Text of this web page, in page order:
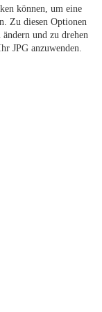
können, um eine
Zu diesen Optionen
und zu drehen
JPG anzuwenden.